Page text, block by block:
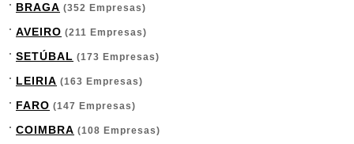
BRAGA (352 Empresas)
AVEIRO (211 Empresas)
SETÚBAL (173 Empresas)
LEIRIA (163 Empresas)
FARO (147 Empresas)
COIMBRA (108 Empresas)